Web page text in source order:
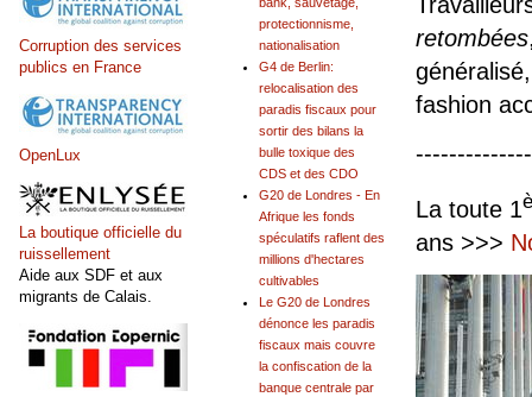
retombées
fashion
La toute 1
ans >>>
protectionnisme,
nationalisation
G4 de Berlin:
relocalisation des
paradis fiscaux pour
sortir des bilans la
bulle toxique des
CDS et des CDO
G20 de Londres - En
Afrique les fonds
spéculatifs raflent des
millions d'hectares
cultivables
Le G20 de Londres
dénonce les paradis
fiscaux mais couvre
la confiscation de la
banque centrale par
Corruption des services
publics en France
OpenLux
La boutique officielle du
ruissellement
Aide aux SDF et aux
migrants de Calais.